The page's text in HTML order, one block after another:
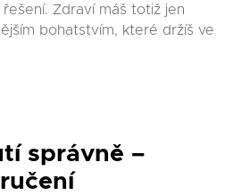
Zdraví máš totiž jen
bohatstvím, které držíš ve
správně –